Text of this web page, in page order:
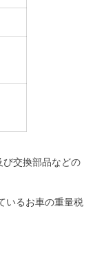
び交換部品などの
いるお車の重量税